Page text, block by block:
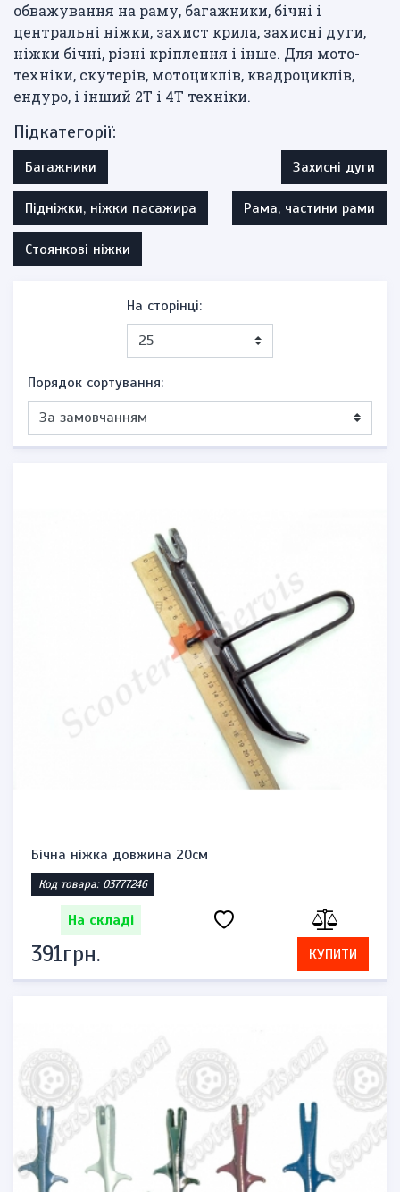
обважування на раму, багажники, бічні і
центральні ніжки, захист крила, захисні дуги,
ніжки бічні, різні кріплення і інше. Для мото-
техніки, скутерів, мотоциклів, квадроциклів,
ендуро, і інший 2Т і 4Т техніки.
Підкатегорії:
Багажники Захисні дуги
Підніжки, ніжки пасажира Рама, частини рами
Стоянкові ніжки
На сторінці:
Порядок сортування:
Бічна ніжка довжина 20см
Код товара: 03777246
На складі
391грн. КУПИТИ